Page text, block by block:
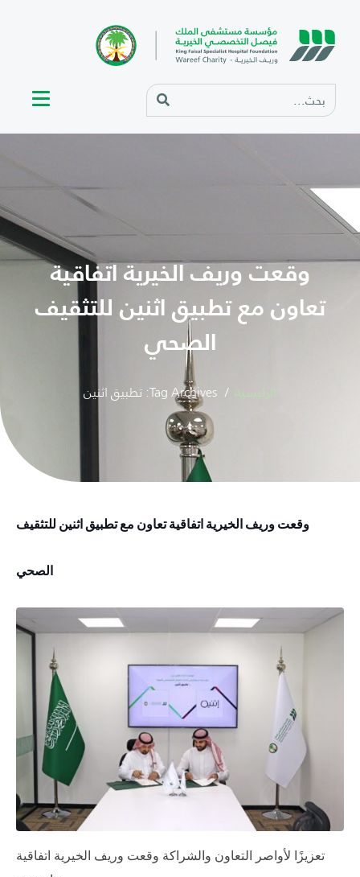
وقعت وريف الخيرية اتفاقية
تعاون مع تطبيق اثنين للتثقيف
الصحي
الرئيسية Tag Archives: تطبيق اثنين
وقعت وريف الخيرية اتفاقية تعاون مع تطبيق اثنين للتثقيف
الصحي
تعزيزًا لأواصر التعاون والشراكة وقعت وريف الخيرية اتفاقية